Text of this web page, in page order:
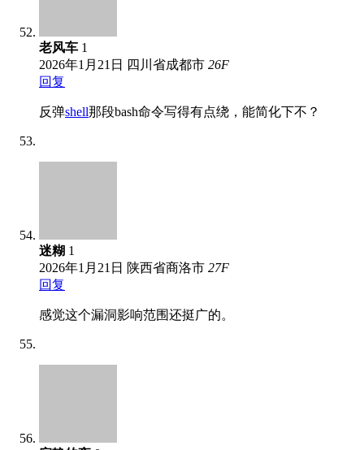
老风车 1
2026年1月21日
四川省成都市 26F
回复
反弹shell那段bash命令写得有点绕，能简化下不？
迷糊 1
2026年1月21日 陕西省商洛市 27F
回复
感觉这个漏洞影响范围还挺广的。